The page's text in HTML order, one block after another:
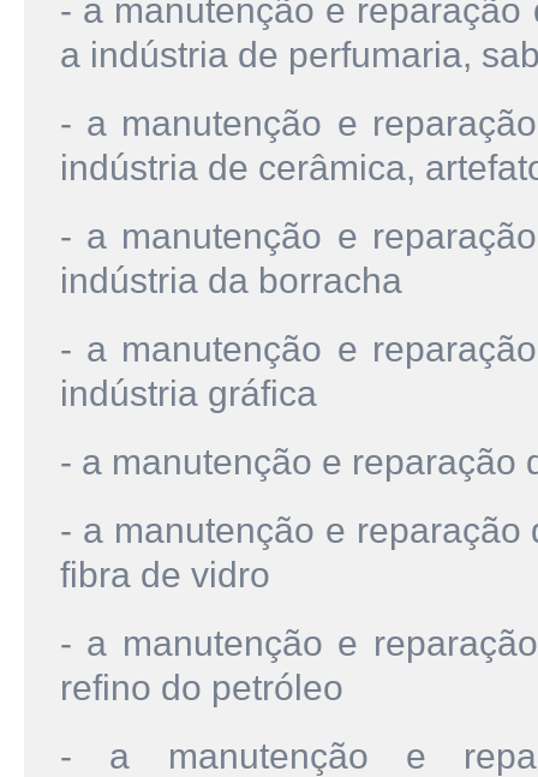
- a manutenção e
a indústria de perfumaria,
- a manutenção e
indústria de cerâmica,
- a manutenção e
indústria da borracha
- a manutenção e
indústria gráfica
- a manutenção e reparação
- a manutenção e
fibra de vidro
- a manutenção e
refino do petróleo
- a manutenção e